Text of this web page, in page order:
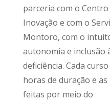
parceria com o
Inovação e com o
Montoro, com o
autonomia e inclusão
deficiência. Cada
horas de duração e
feitas por meio do